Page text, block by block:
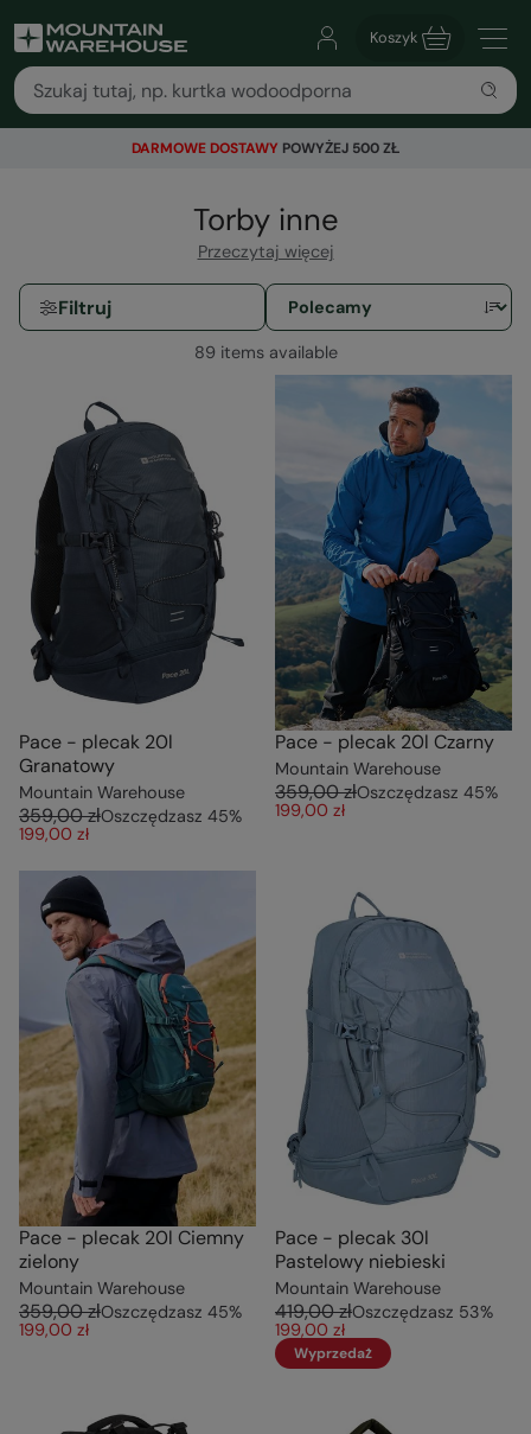
Koszyk
DARMOWE DOSTAWY POWYŻEJ 500 ZŁ
Torby inne
Przeczytaj więcej
Filtruj
89 items available
Pace - plecak 20l
Granatowy
Mountain Warehouse
359,00 złOszczędzasz 45%
199,00 zł
Pace - plecak 20l Czarny
Mountain Warehouse
359,00 złOszczędzasz 45%
199,00 zł
Pace - plecak 20l Ciemny
zielony
Mountain Warehouse
359,00 złOszczędzasz 45%
199,00 zł
Pace - plecak 30l
Pastelowy niebieski
Mountain Warehouse
419,00 złOszczędzasz 53%
199,00 zł
Wyprzedaż